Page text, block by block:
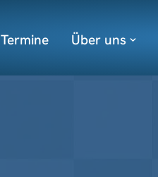
Termine Über uns